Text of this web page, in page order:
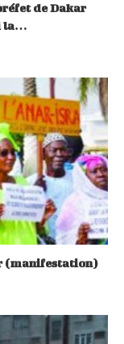
de Dakar
la…
(manifestation)